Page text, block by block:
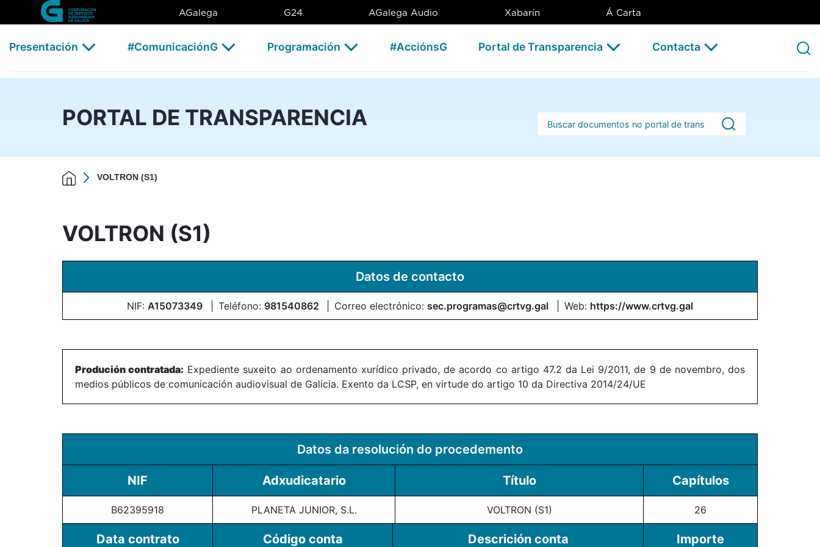
Skip to Main Content
VOLTRON (S1) - CSAG
AGalega G24 AGalega Audio Xabarín Á Carta
Presentación #ComunicaciónG Programación #AcciónsG Portal de Transparencia Contacta
PORTAL DE TRANSPARENCIA Barra de busca
VOLTRON (S1)
VOLTRON (S1)
Datos de contacto
NIF: A15073349 Teléfono: 981540862 Correo electrónico: sec.programas@crtvg.gal Web: https://www.crtvg.gal
Produción contratada: Expediente suxeito ao ordenamento xurídico privado, de acordo co artigo 47.2 da Lei 9/2011, de 9 de novembro, dos
medios públicos de comunicación audiovisual de Galicia. Exento da LCSP, en virtude do artigo 10 da Directiva 2014/24/UE
Datos da resolución do procedemento
NIF Adxudicatario Título Capítulos
B62395918 PLANETA JUNIOR, S.L. VOLTRON (S1) 26
Data contrato Código conta Descrición conta Importe